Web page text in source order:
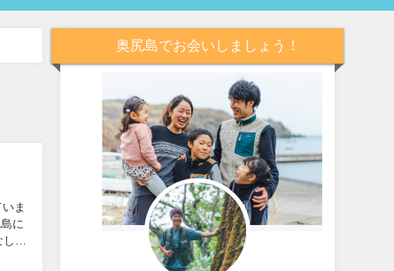
ま
に
しを
奥尻島でお会いしましょう！